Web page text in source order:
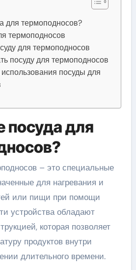
для термоподносов?
термоподносов
для термоподносов
посуду для термоподносов
посуды для
посуда для
для нагревания и
или пищи при помощи
устройства обладают
которая позволяет
продуктов внутри
длительного времени.